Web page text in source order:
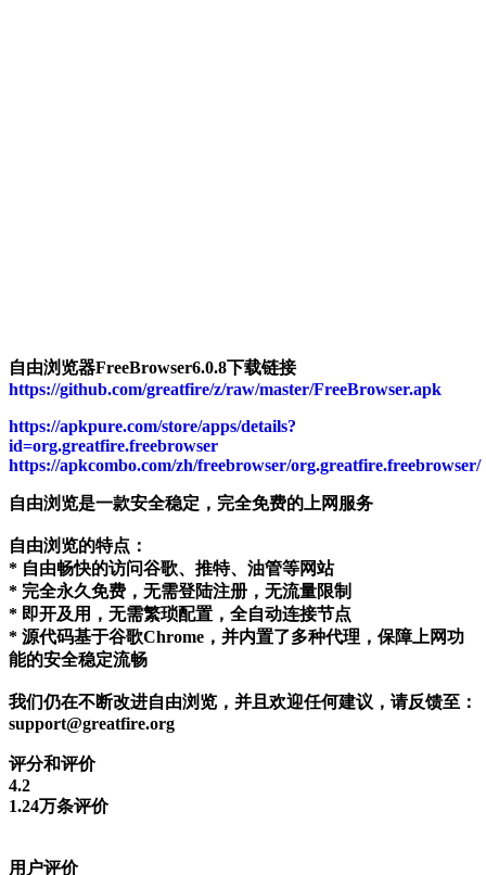
自由浏览器FreeBrowser6.0.8下载链接
https://github.com/greatfire/z/raw/master/FreeBrowser.apk
https://apkpure.com/store/apps/details?
id=org.greatfire.freebrowser
https://apkcombo.com/zh/freebrowser/org.greatfire.freebrowser/
自由浏览是一款安全稳定，完全免费的上网服务
自由浏览的特点：
* 自由畅快的访问谷歌、推特、油管等网站
* 完全永久免费，无需登陆注册，无流量限制
* 即开及用，无需繁琐配置，全自动连接节点
* 源代码基于谷歌Chrome，并内置了多种代理，保障上网功
能的安全稳定流畅
我们仍在不断改进自由浏览，并且欢迎任何建议，请反馈至：
support@greatfire.org
评分和评价
4.2
1.24万条评价
用户评价